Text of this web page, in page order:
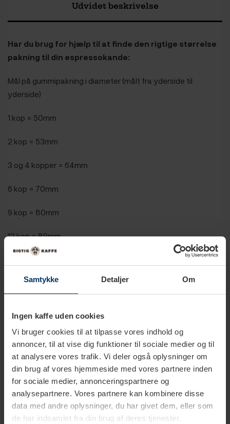
Samtykke Detaljer Om
Ingen kaffe uden cookies
Vi bruger cookies til at tilpasse vores indhold og
annoncer, til at vise dig funktioner til sociale medier og til
at analysere vores trafik. Vi deler også oplysninger om
din brug af vores hjemmeside med vores partnere inden
for sociale medier, annonceringspartnere og
analysepartnere. Vores partnere kan kombinere disse
data med andre oplysninger, du har givet dem, eller som
de har indsamlet fra din brug af deres tjenester.
Udvidet beskrivelse
Har du brug for hjælp til at finde den rigtige størrelse
pakning til din espressokande:
Mål på gummipakning i diameter (målt fra yderside til
yderside)
1 kop = 50mm
2 kop = 53mm
3 og 4 kopper = 64mm
6 kop = 70mm
9 kop = 80mm
12 kop = 89mm
Produkter i samme kategori